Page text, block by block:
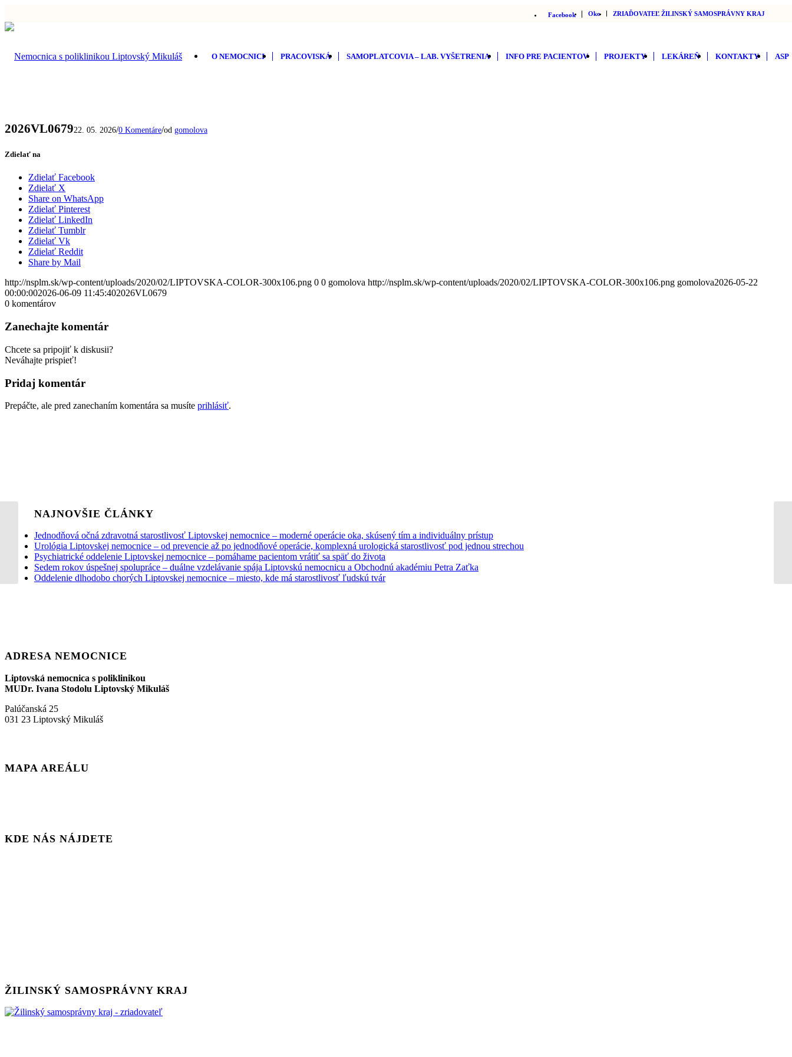
Facebook Oko ZRIAĎOVATEĽ ŽILINSKÝ SAMOSPRÁVNY KRAJ
O NEMOCNICI PRACOVISKÁ SAMOPLATCOVIA – LAB. VYŠETRENIA INFO PRE PACIENTOV PROJEKTY LEKÁREŇ KONTAKTY ASP
2026VL067922. 05. 2026/0 Komentáre/od gomolova
Zdielať na
Zdielať Facebook
Zdielať X
Share on WhatsApp
Zdielať Pinterest
Zdielať LinkedIn
Zdielať Tumblr
Zdielať Vk
Zdielať Reddit
Share by Mail
http://nsplm.sk/wp-content/uploads/2020/02/LIPTOVSKA-COLOR-300x106.png 0 0 gomolova http://nsplm.sk/wp-content/uploads/2020/02/LIPTOVSKA-COLOR-300x106.png gomolova2026-05-22
00:00:002026-06-09 11:45:402026VL0679
0 komentárov
Zanechajte komentár
Chcete sa pripojiť k diskusii?
Neváhajte prispieť!
Pridaj komentár
Prepáčte, ale pred zanechaním komentára sa musíte prihlásiť.
NAJNOVŠIE ČLÁNKY
Jednodňová očná zdravotná starostlivosť Liptovskej nemocnice – moderné operácie oka, skúsený tím a individuálny prístup
Urológia Liptovskej nemocnice – od prevencie až po jednodňové operácie, komplexná urologická starostlivosť pod jednou strechou
Psychiatrické oddelenie Liptovskej nemocnice – pomáhame pacientom vrátiť sa späť do života
Sedem rokov úspešnej spolupráce – duálne vzdelávanie spája Liptovskú nemocnicu a Obchodnú akadémiu Petra Zaťka
Oddelenie dlhodobo chorých Liptovskej nemocnice – miesto, kde má starostlivosť ľudskú tvár
ADRESA NEMOCNICE
Liptovská nemocnica s poliklinikou
MUDr. Ivana Stodolu Liptovský Mikuláš
Palúčanská 25
031 23 Liptovský Mikuláš
MAPA AREÁLU
KDE NÁS NÁJDETE
ŽILINSKÝ SAMOSPRÁVNY KRAJ
OBJ-CSL-26-01205